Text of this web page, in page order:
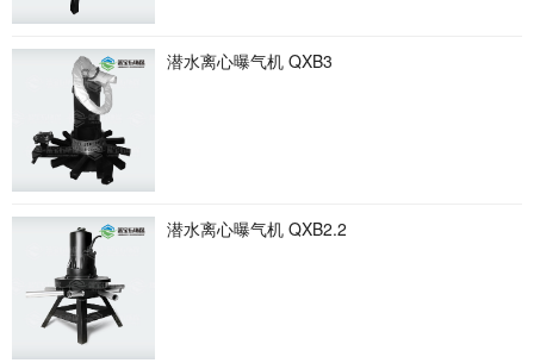
潜水离心曝气机 QXB3
潜水离心曝气机 QXB2.2